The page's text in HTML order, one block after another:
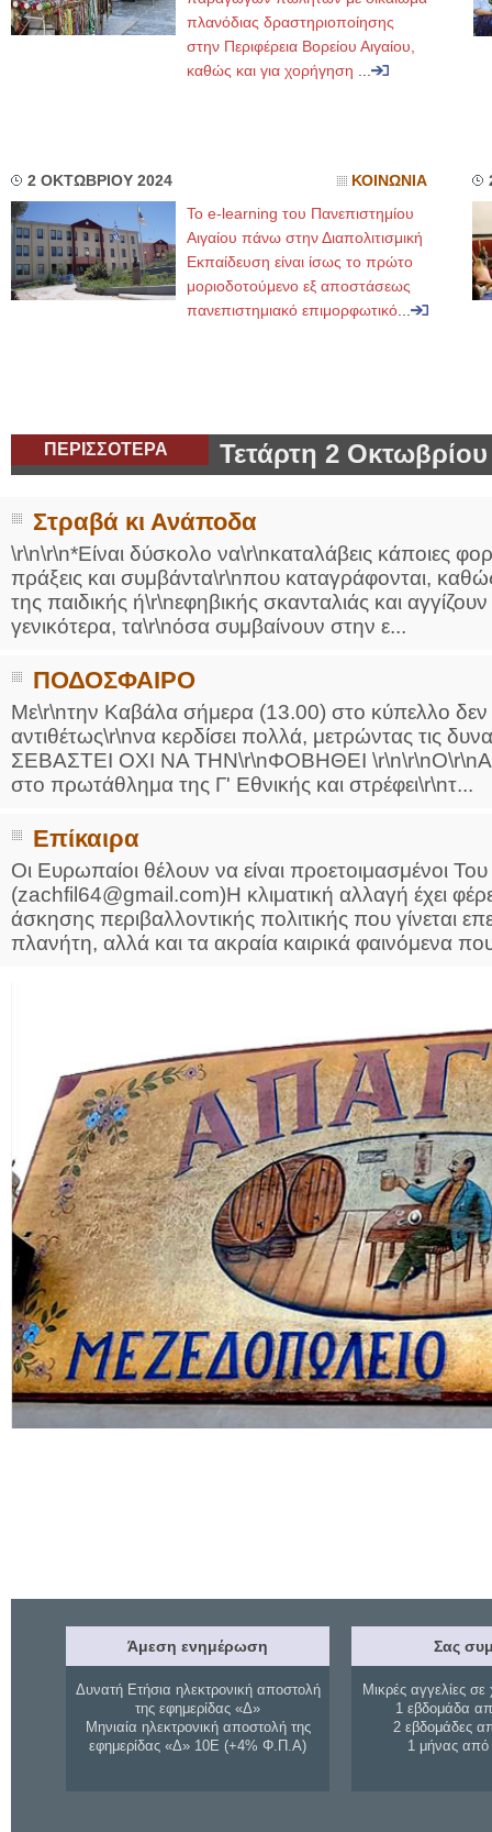
πλανόδιας δραστηριοποίησης
στην Περιφέρεια Βορείου Αιγαίου,
καθώς και για χορήγηση
2 ΟΚΤΩΒΡΙΟΥ 2024 ΚΟΙΝΩΝΙΑ
Το e-learning του Πανεπιστημίου
Αιγαίου πάνω στην Διαπολιτισμική
Εκπαίδευση είναι ίσως το πρώτο
μοριοδοτούμενο εξ αποστάσεως
πανεπιστημιακό επιμορφωτικό
ΠΕΡΙΣΣΟΤΕΡΑ Τετάρτη 2
Στραβά κι Ανάποδα
\r\n\r\n*Είναι δύσκολο να\r\nκαταλάβεις κάποιες
πράξεις και συμβάντα\r\nπου καταγράφονται,
της παιδικής ή\r\nεφηβικής σκανταλιάς και
γενικότερα, τα\r\nόσα συμβαίνουν στην ε...
ΠΟΔΟΣΦΑΙΡΟ
Με\r\nτην Καβάλα σήμερα (13.00) στο κύπελλο δεν
αντιθέτως\r\nνα κερδίσει πολλά, μετρώντας τις
ΣΕΒΑΣΤΕΙ ΟΧΙ ΝΑ ΤΗΝ\r\nΦΟΒΗΘΕΙ
στο πρωτάθλημα της Γ' Εθνικής και στρέφει\r\nτ...
Επίκαιρα
Οι Ευρωπαίοι θέλουν να είναι προετοιμασμένοι
(zachfil64@gmail.com)Η κλιματική αλλαγή έχει
άσκησης περιβαλλοντικής πολιτικής που γίνεται
πλανήτη, αλλά και τα ακραία καιρικά φαινόμενα
Άμεση ενημέρωση
Δυνατή Ετήσια ηλεκτρονική αποστολή
της εφημερίδας «Δ»
Μηνιαία ηλεκτρονική αποστολή της
εφημερίδας «Δ» 10Ε (+4% Φ.Π.Α)
Σας
Μικρές αγγελίες σε
1 εβδομάδα
2 εβδομάδες
1 μήνας